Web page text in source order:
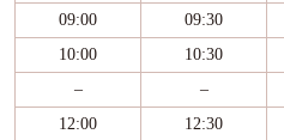
09:00
09:30
10:00
10:30
–
–
12:00
12:30